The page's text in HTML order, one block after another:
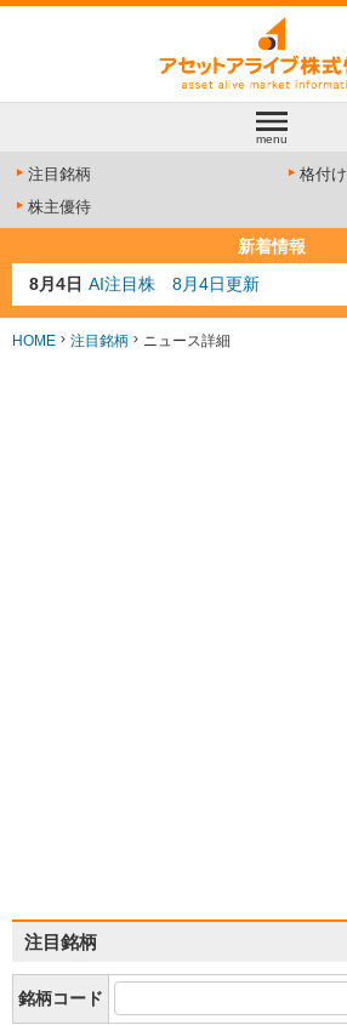
menu
注目銘柄
格付け
株主優待
新着情報
8月4日 AI注目株 8月4日更新
8月3日 人気業種注目株 8月3日更新
8月2日 金融注目株 8月2日更新
HOME 注目銘柄 ニュース詳細
注目銘柄
銘柄コード